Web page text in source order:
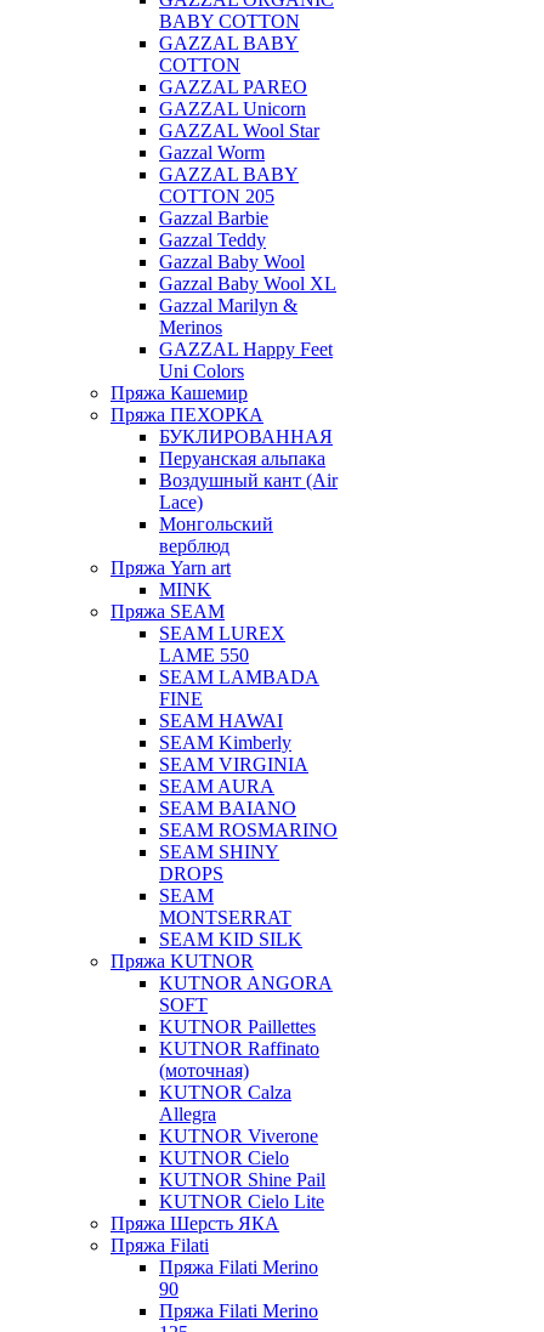
BABY COTTON
GAZZAL BABY
COTTON
GAZZAL PAREO
GAZZAL Unicorn
GAZZAL Wool Star
Gazzal Worm
GAZZAL BABY
COTTON 205
Gazzal Barbie
Gazzal Teddy
Gazzal Baby Wool
Gazzal Baby Wool XL
Gazzal Marilyn &
Merinos
GAZZAL Happy Feet
Uni Colors
Пряжа Кашемир
Пряжа ПЕХОРКА
БУКЛИРОВАННАЯ
Перуанская альпака
Воздушный кант (Air
Lace)
Монгольский
верблюд
Пряжа Yarn art
MINK
Пряжа SEAM
SEAM LUREX
LAME 550
SEAM LAMBADA
FINE
SEAM HAWAI
SEAM Kimberly
SEAM VIRGINIA
SEAM AURA
SEAM BAIANO
SEAM ROSMARINO
SEAM SHINY
DROPS
SEAM
MONTSERRAT
SEAM KID SILK
Пряжа KUTNOR
KUTNOR ANGORA
SOFT
KUTNOR Paillettes
KUTNOR Raffinato
(моточная)
KUTNOR Calza
Allegra
KUTNOR Viverone
KUTNOR Cielo
KUTNOR Shine Pail
KUTNOR Cielo Lite
Пряжа Шерсть ЯКА
Пряжа Filati
Пряжа Filati Merino
90
Пряжа Filati Merino